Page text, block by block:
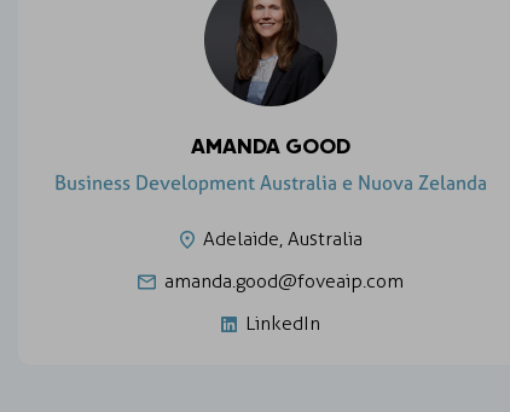
AMANDA GOOD
Business Development Australia e Nuova Zelanda
Adelaide, Australia
amanda.good@foveaip.com
LinkedIn